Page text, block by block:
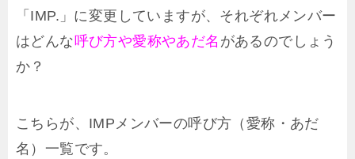
「IMP.」に変更していますが、それぞれメンバー
はどんな呼び方や愛称やあだ名 があるのでしょう
か？
こちらが、IMPメンバーの呼び方（愛称・あだ
名）一覧です。